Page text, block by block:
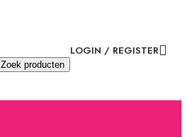
Zoek producten
LOGIN / REGISTER